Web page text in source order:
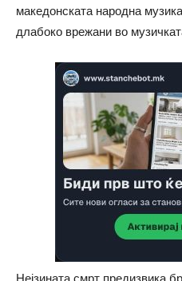
македонската народна
длабоко врежани во
Нејзината смрт предизвика